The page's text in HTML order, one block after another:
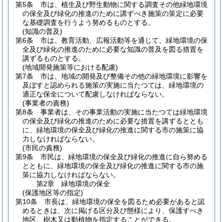
第5条
市は、植生及び野生動物に関する調査その他緑地環境
の保全及び緑化の推進のために講ずべき施策の策定に必要
な基礎調査を行うよう努めるものとする。
(知識の普及)
第6条
市は、教育活動、広報活動等を通じて、緑地環境の保
全及び緑化の推進のために必要な知識の普及を図る措置を
講ずるものとする。
(地域開発施策等における配慮)
第7条
市は、地域の開発及び整備その他の緑地環境に影響を
及ぼすと認められる施策の実施に当たつては、緑地環境の
適正な保全について配慮しなければならない。
(事業者の責務)
第8条
事業者は、その事業活動の実施に当たつては緑地環境
の保全及び緑化の推進のために必要な措置を講ずるととも
に、緑地環境の保全及び緑化の推進に関する市の施策に協
力しなければならない。
(市民の責務)
第9条
市民は、緑地環境の保全及び緑化の推進に自ら努める
とともに、緑地環境の保全及び緑化の推進に関する市の施
策に協力しなければならない。
第2章
緑地環境の保全
(保護地区等の指定)
第10条
市長は、緑地環境の保全を図るため必要があると認
めるときは、次に掲げる区分及び態様により、保護すべき
地区、樹木又は動植物を指定することができる。